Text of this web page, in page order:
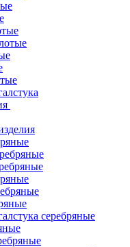
серебряные